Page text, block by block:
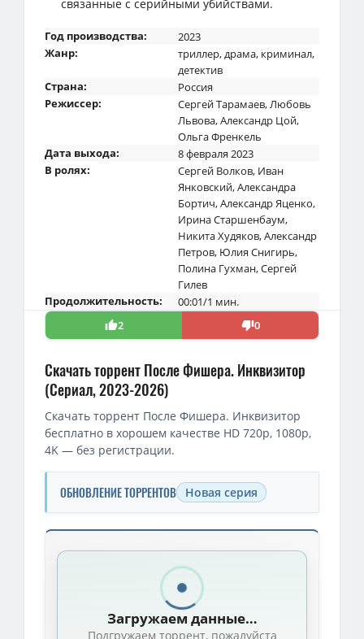
связанные с серийными убийствами.
Год производства:
2023
Жанр:
триллер,драма, криминал,
детектив
Страна:
Россия
Режиссер:
Сергей Тарамаев,Любовь
Львова,Александр Цой,
Ольга Френкель
Дата выхода:
8 февраля 2023
В ролях:
Сергей Волков, Иван
Янковский,Александра
Бортич,Александр Яценко,
Ирина Старшенбаум,
Никита Худяков,Александр
Петров, Юлия Снигирь,
Полина Гухман,Сергей
Гилев
Продолжительность:
00:01/1 мин.
2
0
Скачать торрент После Фишера. Инквизитор
(Сериал, 2023-2026)
Скачать торрент После Фишера. Инквизитор
бесплатно в хорошем качестве HD 720p, 1080p,
4K — без регистрации.
ОБНОВЛЕНИЕ ТОРРЕНТОВ Новая серия
Скачать торрент — После Фишера. Инквизитор / Сезон: 03
1080p — Фишер (После Фишера. Инквизитор) / Сезон: 3 /
После Фишера. Инквизитор (Фишер-3) / Сезон: 3 / Серии: 1-6
1080p — Фишер / После Фишера. Инквизитор [03x01-06 из 08]
Загружаем данные…
Подгружаем торрент, пожалуйста